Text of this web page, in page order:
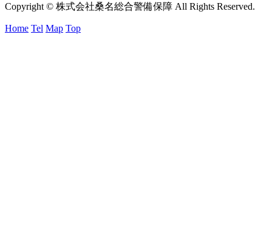
Copyright © 株式会社桑名総合警備保障 All Rights Reserved.
Home Tel Map Top